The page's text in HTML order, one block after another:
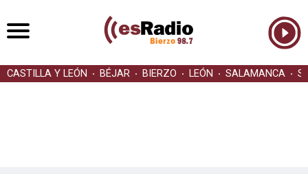
CASTILLA Y LEÓN BÉJAR BIERZO LEÓN SALAMANCA